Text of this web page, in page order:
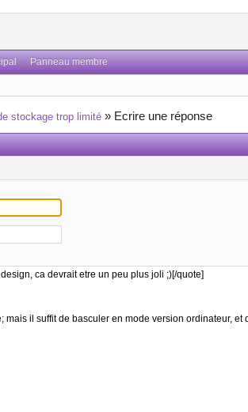
Panneau membre
stockage trop limité » Ecrire une réponse